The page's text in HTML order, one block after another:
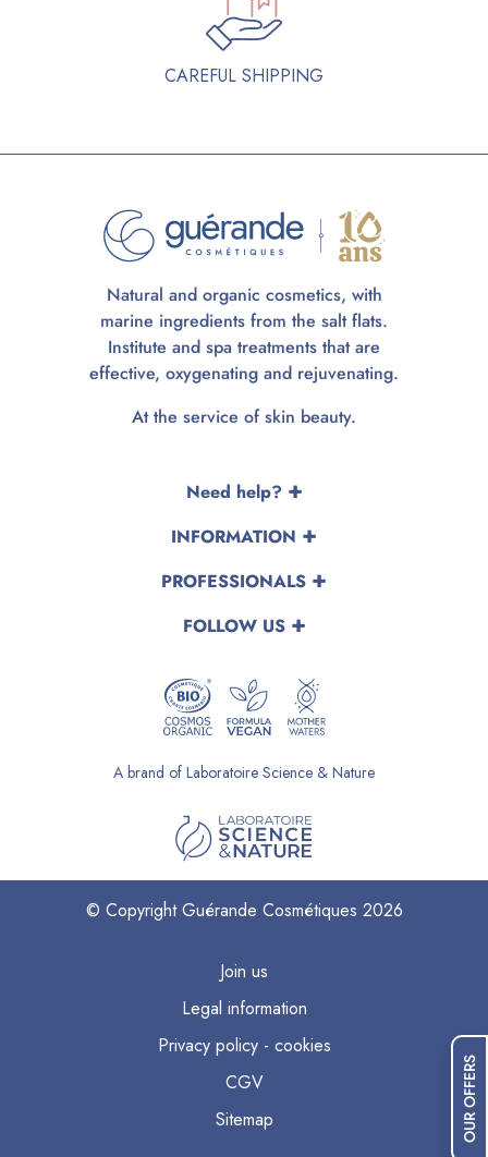
CAREFUL SHIPPING
Natural and organic cosmetics, with
marine ingredients from the salt flats.
Institute and spa treatments that are
effective, oxygenating and rejuvenating.
At the service of skin beauty.
Need help?
INFORMATION
PROFESSIONALS
FOLLOW US
A brand of Laboratoire Science & Nature
© Copyright Guérande Cosmétiques 2026
Join us
Legal information
Privacy policy - cookies
CGV
Sitemap
OUR OFFERS